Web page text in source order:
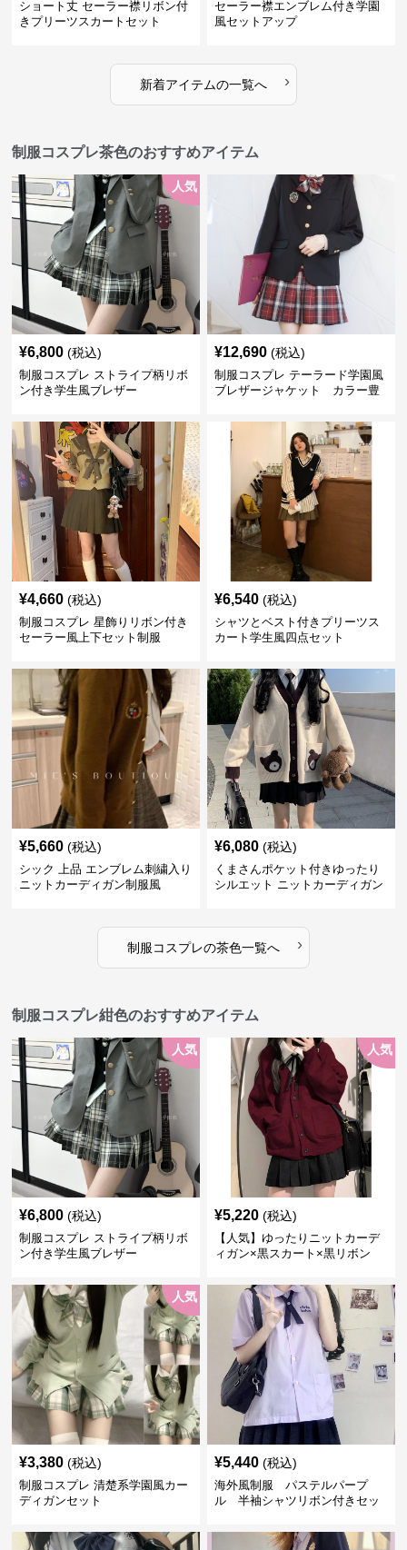
ショート丈 セーラー襟リボン付
きプリーツスカートセット
セーラー襟エンブレム付き学園
風セットアップ
新着アイテムの一覧へ ›
制服コスプレ茶色のおすすめアイテム
人気
¥6,800 (税込)
制服コスプレ ストライプ柄リボ
ン付き学生風ブレザー
¥12,690 (税込)
制服コスプレ テーラード学園風
ブレザージャケット カラー豊
¥4,660 (税込)
制服コスプレ 星飾りリボン付き
セーラー風上下セット制服
¥6,540 (税込)
シャツとベスト付きプリーツス
カート学生風四点セット
¥5,660 (税込)
シック 上品 エンブレム刺繍入り
ニットカーディガン制服風
¥6,080 (税込)
くまさんポケット付きゆったり
シルエット ニットカーディガン
制服コスプレの茶色一覧へ ›
制服コスプレ紺色のおすすめアイテム
人気
¥6,800 (税込)
制服コスプレ ストライプ柄リボ
ン付き学生風ブレザー
人気
¥5,220 (税込)
【人気】ゆったりニットカーデ
ィガン×黒スカート×黒リボン
人気
¥3,380 (税込)
制服コスプレ 清楚系学園風カー
ディガンセット
¥5,440 (税込)
海外風制服 パステルパープ
ル 半袖シャツリボン付きセッ